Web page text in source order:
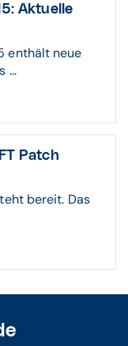
Aktuelle
enthält neue
...
Patch
bereit. Das